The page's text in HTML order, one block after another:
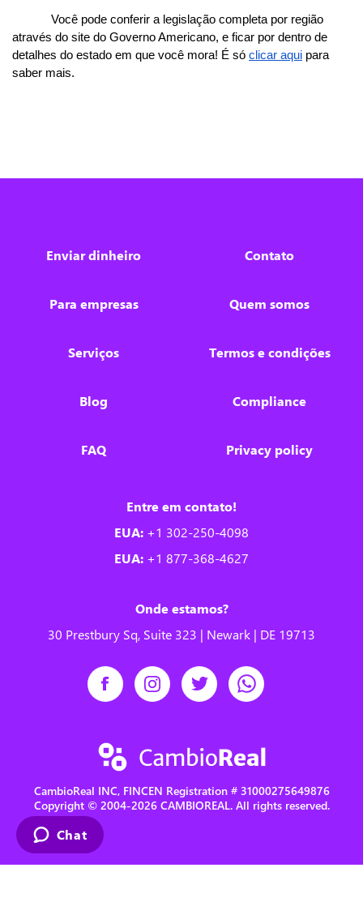
Você pode conferir a legislação completa por região
através do site do Governo Americano, e ficar por dentro de
detalhes do estado em que você mora! É só clicar aqui para
saber mais.
Enviar dinheiro
Para empresas
Serviços
Blog
FAQ
Contato
Quem somos
Termos e condições
Compliance
Privacy policy
Entre em contato!
EUA: +1 302-250-4098
EUA: +1 877-368-4627
Onde estamos?
30 Prestbury Sq, Suite 323 | Newark | DE 19713
CambioReal INC, FINCEN Registration # 31000275649876
Copyright © 2004-2026 CAMBIOREAL. All rights reserved.
Chat